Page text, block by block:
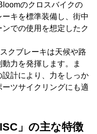
のクロスバイクの
キを標準装備し、街中
での使用を想定したク
クブレーキは天候や路
力を発揮します。ま
計により、力をしっか
ツサイクリングにも適
」の主な特徴